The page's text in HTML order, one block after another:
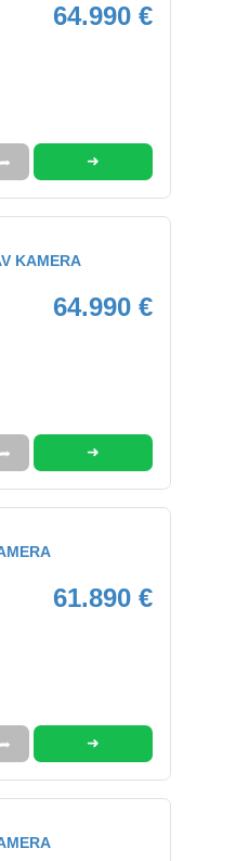
64.990 €
➦ ➜
KAMERA
64.990 €
➦ ➜
61.890 €
➦ ➜